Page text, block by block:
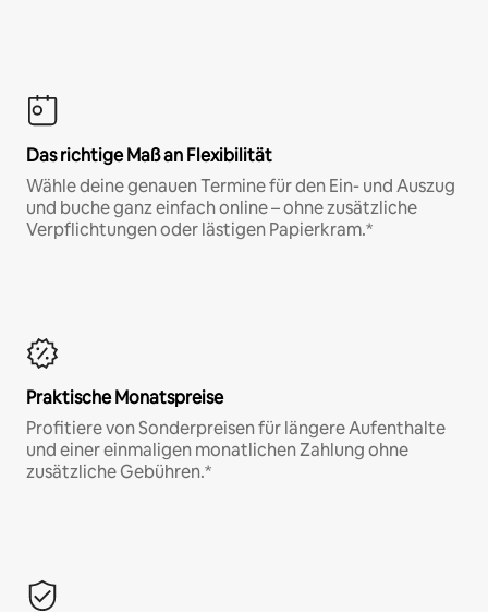
Das richtige Maß an Flexibilität
Wähle deine genauen Termine für den Ein- und Auszug
und buche ganz einfach online – ohne zusätzliche
Verpflichtungen oder lästigen Papierkram.*
Praktische Monatspreise
Profitiere von Sonderpreisen für längere Aufenthalte
und einer einmaligen monatlichen Zahlung ohne
zusätzliche Gebühren.*